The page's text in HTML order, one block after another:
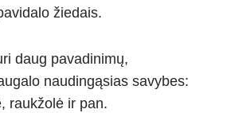
žiedais.
daug pavadinimų,
naudingąsias savybes:
raukžolė ir pan.